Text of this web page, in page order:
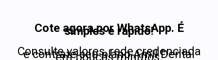
Cote agora por WhatsApp. É
simples e rápido!
Consulte valores, rede credenciada
e contrate seu plano Amil Dental
em poucos minutos.